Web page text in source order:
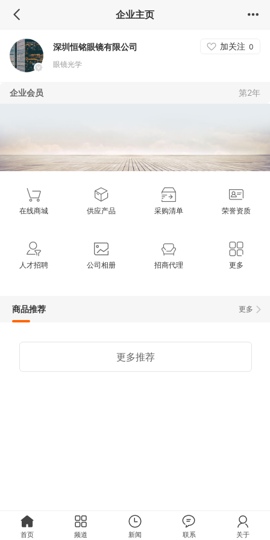
企业主页
深圳恒铭眼镜有限公司 加关注 0
眼镜光学
企业会员 第2年
在线商城 供应产品 采购清单 荣誉资质
人才招聘 公司相册 招商代理 更多
更多
商品推荐
更多推荐
首页 频道 新闻 联系 关于